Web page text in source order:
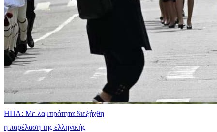
ΗΠΑ: Με λαμπρότητα διεξήχθη
η παρέλαση της ελληνικής